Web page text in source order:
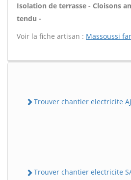
Isolation de terrasse - Cloisons
tendu -
Voir la fiche artisan : Massoussi
Trouver chantier electricite
Trouver chantier electricite